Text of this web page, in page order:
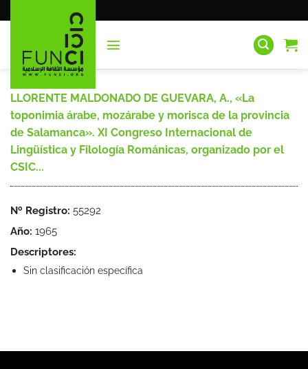
al
LLORENTE MALDONADO DE GUEVARA, A., «La
toponimia árabe, mozárabe y morisca de la provincia
de Salamanca». XI Congreso Internacional de
Lingüística y Filología Románicas, organizado por el
CSIC...
Nº Registro: 55292
Año: 1965
Descriptores:
Sin clasificación específica